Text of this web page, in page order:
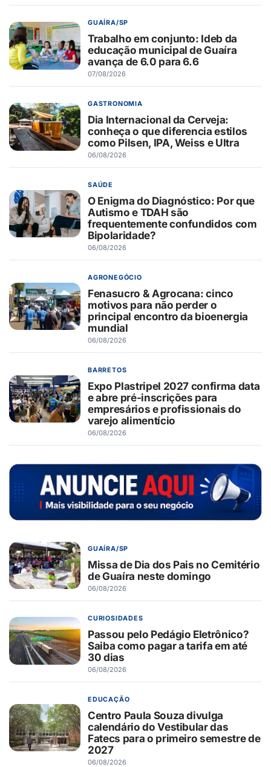
GUAÍRA/SP
Trabalho em conjunto: Ideb da
educação municipal de Guaíra
avança de 6.0 para 6.6
07/08/2026
GASTRONOMIA
Dia Internacional da Cerveja:
conheça o que diferencia estilos
como Pilsen, IPA, Weiss e Ultra
06/08/2026
SAÚDE
O Enigma do Diagnóstico: Por que
Autismo e TDAH são
frequentemente confundidos com
Bipolaridade?
06/08/2026
AGRONEGÓCIO
Fenasucro & Agrocana: cinco
motivos para não perder o
principal encontro da bioenergia
mundial
06/08/2026
BARRETOS
Expo Plastripel 2027 confirma data
e abre pré-inscrições para
empresários e profissionais do
varejo alimentício
06/08/2026
GUAÍRA/SP
Missa de Dia dos Pais no Cemitério
de Guaíra neste domingo
06/08/2026
CURIOSIDADES
Passou pelo Pedágio Eletrônico?
Saiba como pagar a tarifa em até
30 dias
06/08/2026
EDUCAÇÃO
Centro Paula Souza divulga
calendário do Vestibular das
Fatecs para o primeiro semestre de
2027
06/08/2026